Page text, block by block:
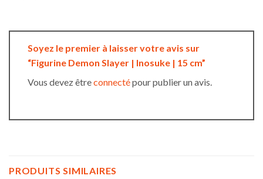
Soyez le premier à laisser votre avis sur
“Figurine Demon Slayer | Inosuke | 15 cm”
Vous devez êtreconnectépour publier un avis.
PRODUITS SIMILAIRES